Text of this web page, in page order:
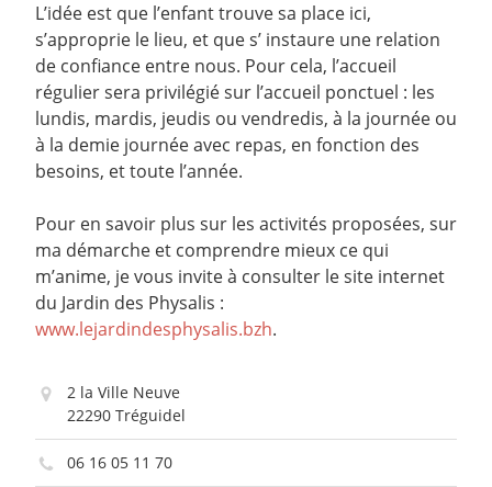
L’idée est que l’enfant trouve sa place ici,
s’approprie le lieu, et que s’ instaure une relation
de confiance entre nous. Pour cela, l’accueil
régulier sera privilégié sur l’accueil ponctuel : les
lundis, mardis, jeudis ou vendredis, à la journée ou
à la demie journée avec repas, en fonction des
besoins, et toute l’année.
Pour en savoir plus sur les activités proposées, sur
ma démarche et comprendre mieux ce qui
m’anime, je vous invite à consulter le site internet
du Jardin des Physalis :
www.lejardindesphysalis.bzh.
2 la Ville Neuve
22290 Tréguidel
06 16 05 11 70